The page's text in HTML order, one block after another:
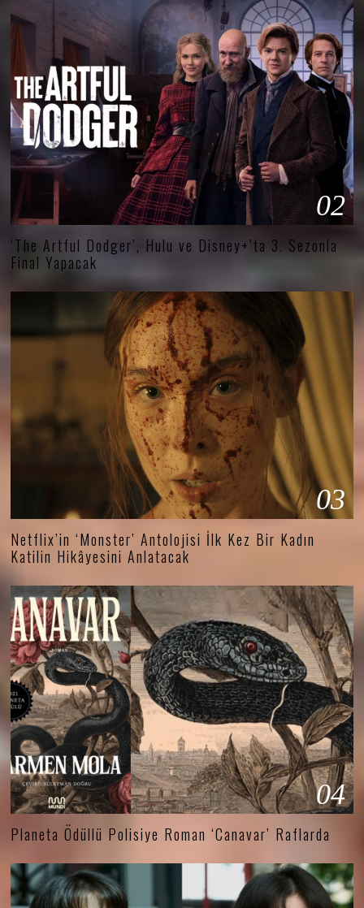
02
‘The Artful Dodger’, Hulu ve Disney+’ta 3. Sezonla
Final Yapacak
03
Netflix’in ‘Monster’ Antolojisi İlk Kez Bir Kadın
Katilin Hikâyesini Anlatacak
04
Planeta Ödüllü Polisiye Roman ‘Canavar’ Raflarda